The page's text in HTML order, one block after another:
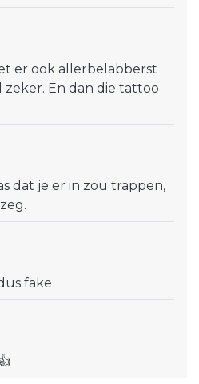
er ook allerbelabberst
En dan die tattoo
dat je er in zou trappen,
fake